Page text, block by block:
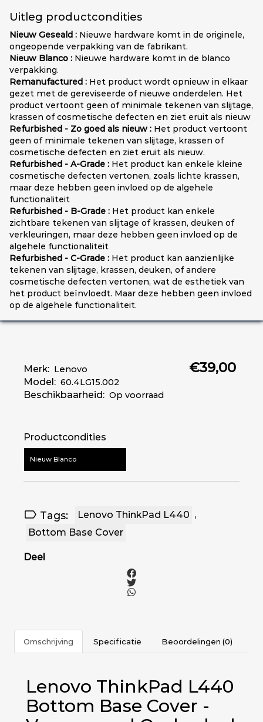
Uitleg productcondities
Nieuw Geseald : Nieuwe hardware komt in de originele,
ongeopende verpakking van de fabrikant.
Nieuw Blanco : Nieuwe hardware komt in de blanco
verpakking.
Remanufactured : Het product wordt opnieuw in elkaar
gezet met de gereviseerde of nieuwe onderdelen. Het
product vertoont geen of minimale tekenen van slijtage,
krassen of cosmetische defecten en ziet eruit als nieuw
Refurbished - Zo goed als nieuw : Het product vertoont
geen of minimale tekenen van slijtage, krassen of
cosmetische defecten en ziet eruit als nieuw.
Refurbished - A-Grade : Het product kan enkele kleine
cosmetische defecten vertonen, zoals lichte krassen,
maar deze hebben geen invloed op de algehele
functionaliteit
Refurbished - B-Grade : Het product kan enkele
zichtbare tekenen van slijtage of krassen, deuken of
verkleuringen, maar deze hebben geen invloed op de
algehele functionaliteit
Refurbished - C-Grade : Het product kan aanzienlijke
tekenen van slijtage, krassen, deuken, of andere
cosmetische defecten vertonen, wat de esthetiek van
het product beïnvloedt. Maar deze hebben geen invloed
op de algehele functionaliteit.
Merk: Lenovo
Model: 60.4LG15.002
Beschikbaarheid: Op voorraad
€39,00
Productcondities
Nieuw Blanco
Tags: Lenovo ThinkPad L440 ,
Bottom Base Cover
Deel
Omschrijving Specificatie Beoordelingen (0)
Lenovo ThinkPad L440
Bottom Base Cover -